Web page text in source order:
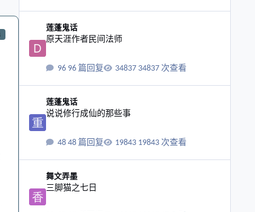
原天涯作者民间法师
莲蓬鬼话
原天涯作者民间法师
96 篇回复 34837 次查看
莲蓬鬼话
说说修行成仙的那些事
48 篇回复 19843 次查看
舞文弄墨
三脚猫之七日